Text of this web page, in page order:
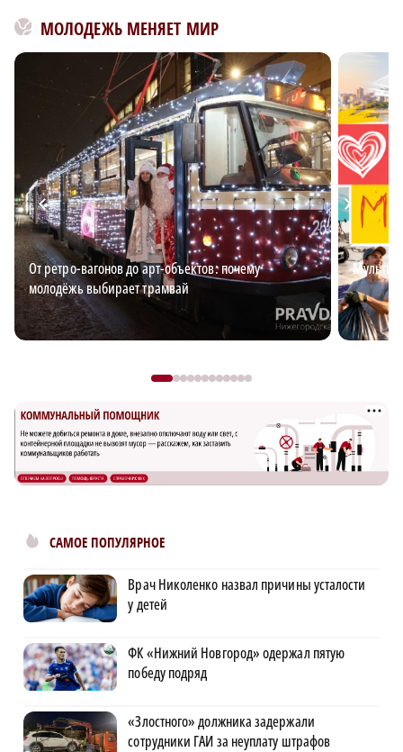
МОЛОДЕЖЬ МЕНЯЕТ МИР
От ретро-вагонов до арт-объектов: почему
молодёжь выбирает трамвай
САМОЕ ПОПУЛЯРНОЕ
Врач Николенко назвал причины усталости
у детей
ФК «Нижний Новгород» одержал пятую
победу подряд
«Злостного» должника задержали
сотрудники ГАИ за неуплату штрафов
×